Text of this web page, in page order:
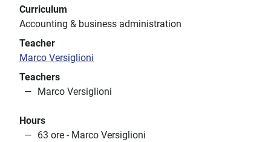
Curriculum
Accounting & business administration
Teacher
Marco Versiglioni
Teachers
Marco Versiglioni
Hours
63 ore - Marco Versiglioni